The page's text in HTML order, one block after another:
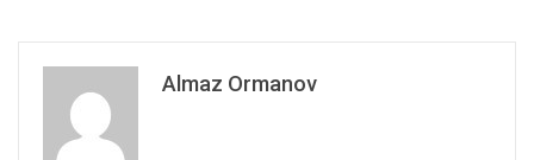
Almaz Ormanov